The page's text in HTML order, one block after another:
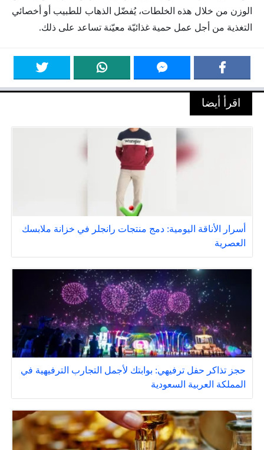
الوزن من خلال هذه الخلطات، يُفضّل الذهاب للطبيب أو أخصائي
التغذية من أجل عمل حمية غذائيّة معيّنة تساعد على ذلك.
اقرأ أيضا
أسرار الأناقة اليومية: دمج منتجات رانجلر في خزانة ملابسك
العصرية
حجز تذاكر حفل ترفيهي: بوابتك لأجمل التجارب الترفيهية في
المملكة العربية السعودية